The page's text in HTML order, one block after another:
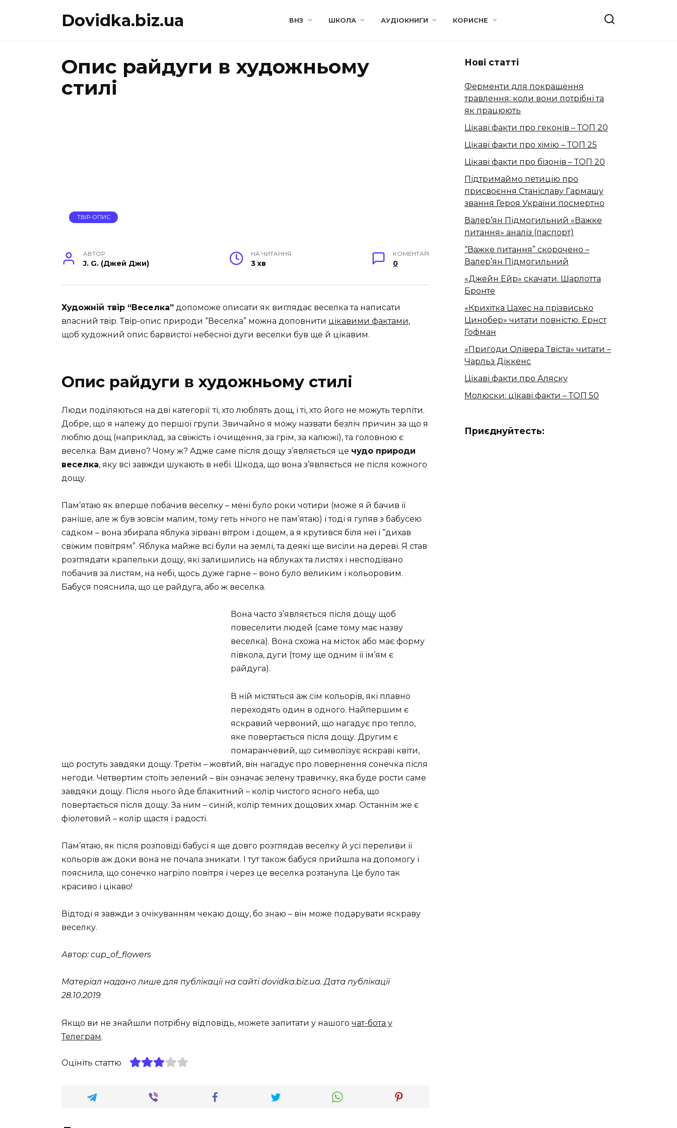
Dovidka.biz.ua ВНЗ ШКОЛА АУДІОКНИГИ КОРИСНЕ
Опис райдуги в художньому
стилі
ТВІР-ОПИС
АВТОР
J. G. (Джей Джи)
НА ЧИТАННЯ
3 хв
КОМЕНТАРІ
0
Художній твір “Веселка” допоможе описати як виглядає веселка та написати
власний твір. Твір-опис природи “Веселка” можна доповнити цікавими фактами,
щоб художний опис барвистої небесної дуги веселки був ще й цікавим.
Опис райдуги в художньому стилі
Люди поділяються на дві категорії: ті, хто люблять дощ, і ті, хто його не можуть терпіти.
Добре, що я належу до першої групи. Звичайно я можу назвати безліч причин за що я
люблю дощ (наприклад, за свіжість і очищення, за грім, за калюжі), та головною є
веселка. Вам дивно? Чому ж? Адже саме після дощу з’являється це чудо природи
веселка, яку всі завжди шукають в небі. Шкода, що вона з’являється не після кожного
дощу.
Пам’ятаю як вперше побачив веселку – мені було роки чотири (може я й бачив її
раніше, але ж був зовсім малим, тому геть нічого не пам’ятаю) і тоді я гуляв з бабусею
садком – вона збирала яблука зірвані вітром і дощем, а я крутився біля неї і “дихав
свіжим повітрям”. Яблука майже всі були на землі, та деякі ще висіли на дереві. Я став
розглядати крапельки дощу, які залишились на яблуках та листях і несподівано
побачив за листям, на небі, щось дуже гарне – воно було великим і кольоровим.
Бабуся пояснила, що це райдуга, або ж веселка.
Вона часто з’являється після дощу щоб
повеселити людей (саме тому має назву
веселка). Вона схожа на місток або має форму
півкола, дуги (тому ще одним її ім’ям є
райдуга).
В ній містяться аж сім кольорів, які плавно
переходять один в одного. Найпершим є
яскравий червоний, що нагадує про тепло,
яке повертається після дощу. Другим є
помаранчевий, що символізує яскраві квіти,
що ростуть завдяки дощу. Третім – жовтий, він нагадує про повернення сонечка після
негоди. Четвертим стоїть зелений – він означає зелену травичку, яка буде рости саме
завдяки дощу. Після нього йде блакитний – колір чистого ясного неба, що
повертається після дощу. За ним – синій, колір темних дощових хмар. Останнім же є
фіолетовий – колір щастя і радості.
Пам’ятаю, як після розповіді бабусі я ще довго розглядав веселку й усі переливи її
кольорів аж доки вона не почала зникати. І тут також бабуся прийшла на допомогу і
пояснила, що сонечко нагріло повітря і через це веселка розтанула. Це було так
красиво і цікаво!
Відтоді я завжди з очікуванням чекаю дощу, бо знаю – він може подарувати яскраву
веселку.
Автор: cup_of_flowers
Матеріал надано лише для публікації на сайті dovidka.biz.ua. Дата публікації
28.10.2019
Якщо ви не знайшли потрібну відповідь, можете запитати у нашого чат-бота у
Телеграм.
Оцініть статтю
Нові статті
Ферменти для покращення
травлення: коли вони потрібні та
як працюють
Цікаві факти про геконів – ТОП 20
Цікаві факти про хімію – ТОП 25
Цікаві факти про бізонів – ТОП 20
Підтримаймо петицію про
присвоєння Станіславу Гармашу
звання Героя України посмертно
Валер’ян Підмогильний «Важке
питання» аналіз (паспорт)
“Важке питання” скорочено –
Валер’ян Підмогильний
«Джейн Ейр» скачати. Шарлотта
Бронте
«Крихітка Цахес на прізвисько
Цинобер» читати повністю. Ернст
Гофман
«Пригоди Олівера Твіста» читати –
Чарльз Діккенс
Цікаві факти про Аляску
Молюски: цікаві факти – ТОП 50
Приєднуйтесть: